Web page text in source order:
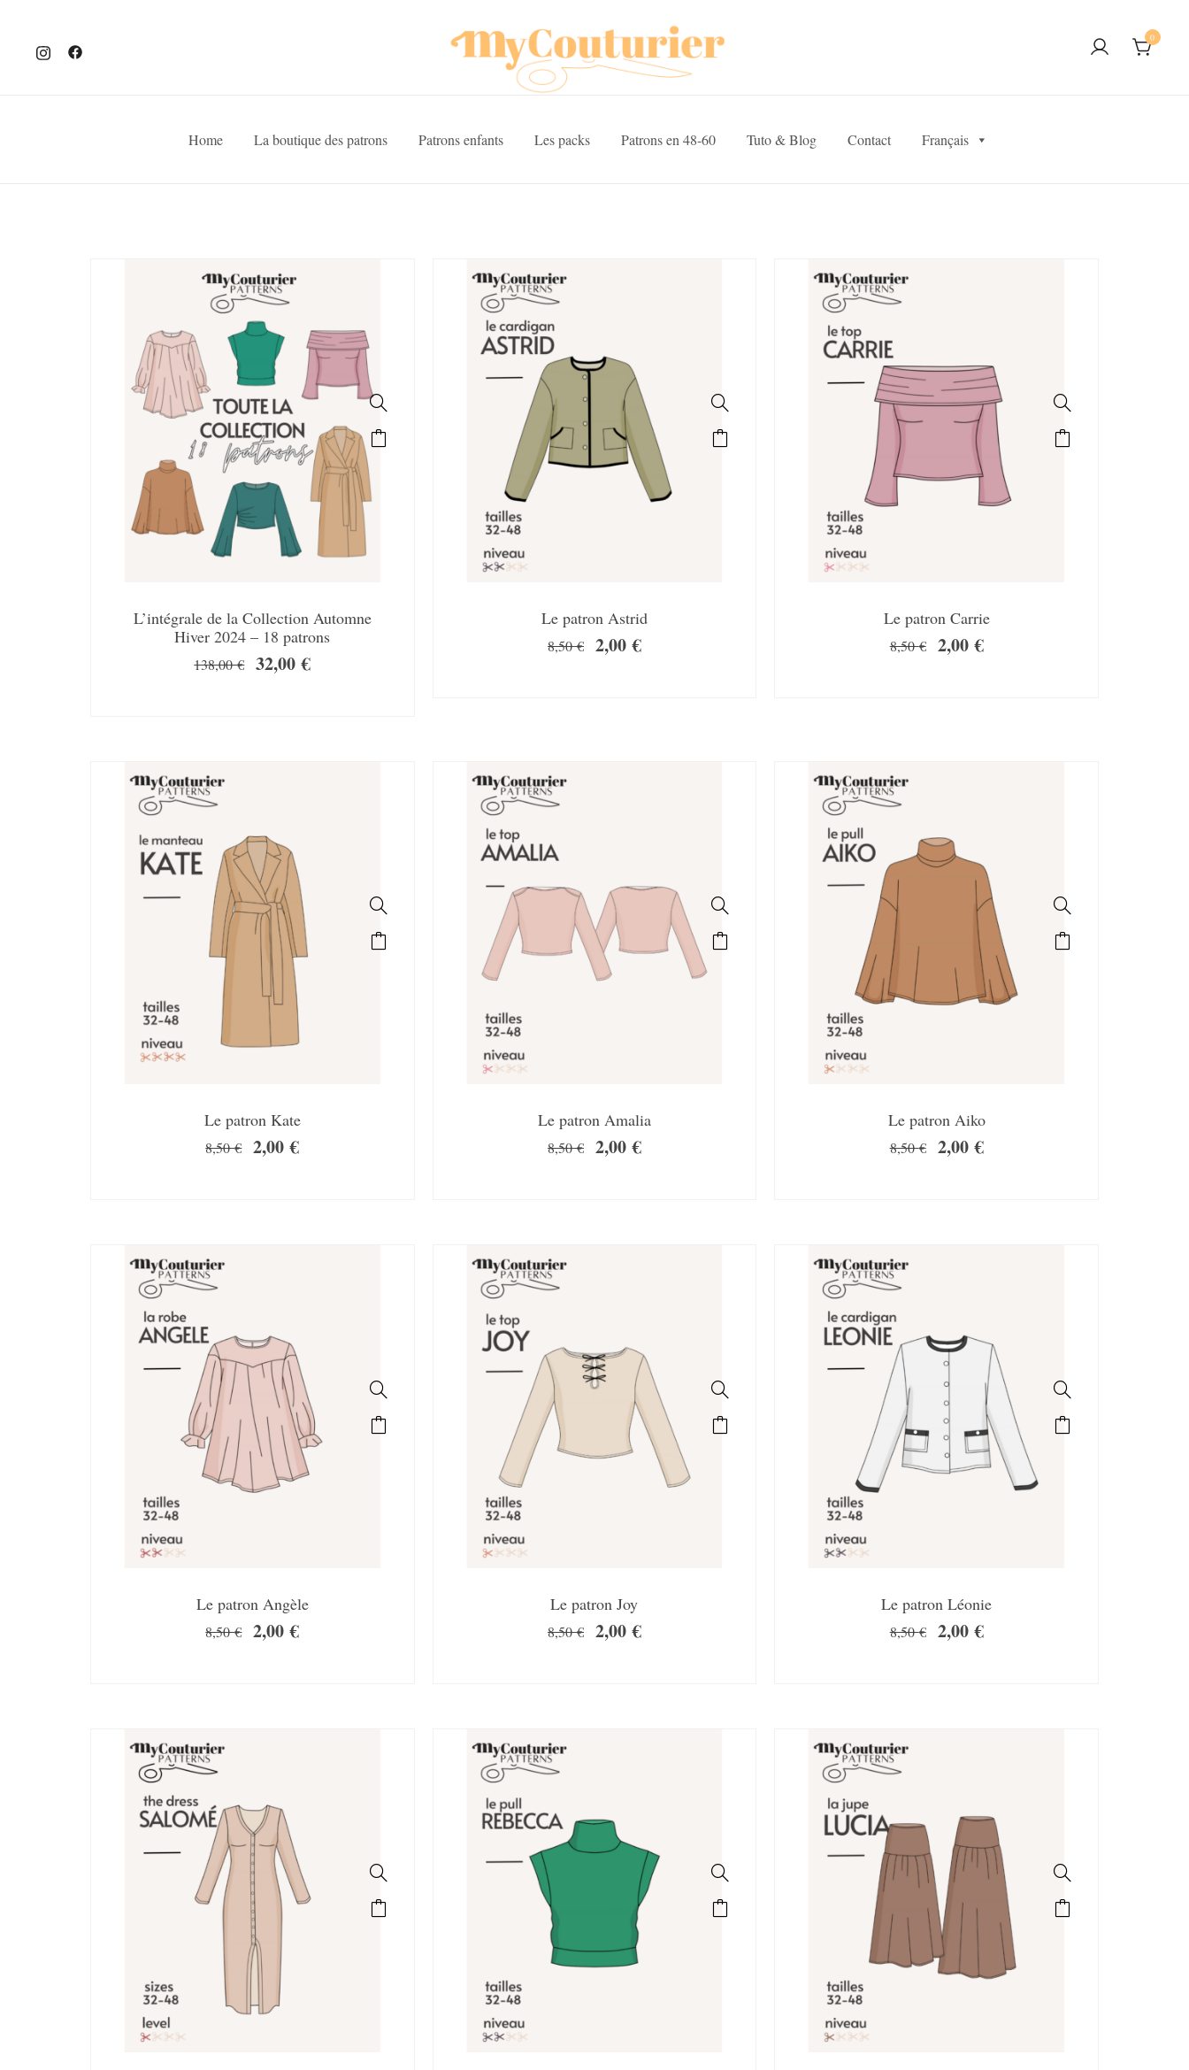
0
Home La boutique des patrons Patrons enfants Les packs Patrons en 48-60 Tuto & Blog Contact Français
L’intégrale de la Collection Automne
Hiver 2024 – 18 patrons
138,00€ 32,00€
Le patron Astrid
8,50€ 2,00€
Le patron Carrie
8,50€ 2,00€
Le patron Kate
8,50€ 2,00€
Le patron Amalia
8,50€ 2,00€
Le patron Aiko
8,50€ 2,00€
Le patron Angèle
8,50€ 2,00€
Le patron Joy
8,50€ 2,00€
Le patron Léonie
8,50€ 2,00€